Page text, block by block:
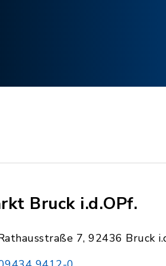
Bruck i.d.OPf.
7, 92436 Bruck